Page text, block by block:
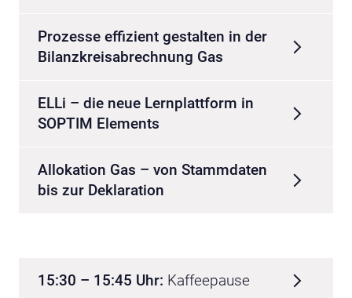
Prozesse effizient gestalten in der
Bilanzkreisabrechnung Gas
ELLi – die neue Lernplattform in
SOPTIM Elements
Allokation Gas – von Stammdaten
bis zur Deklaration
15:30 – 15:45 Uhr: Kaffeepause